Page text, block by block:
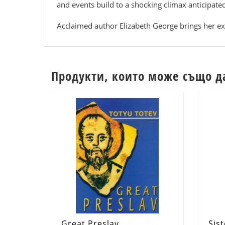
and events build to a shocking climax
Acclaimed author Elizabeth George brings her
Продукти, които може също